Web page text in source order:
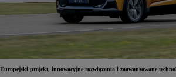
Europejski projekt, innowacyjne rozwiązania i zaawansowane